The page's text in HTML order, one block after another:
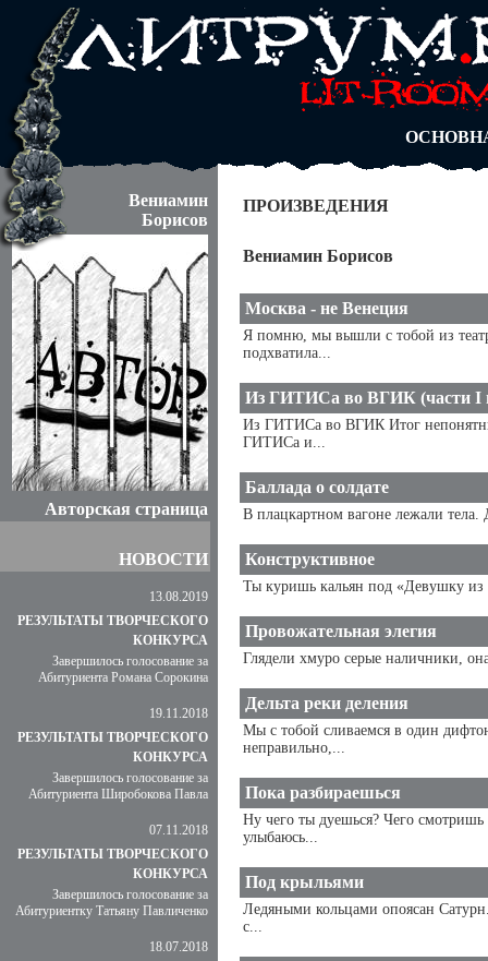
АВТОРЫ
БЛОГИ
АБИТУРА
Вениамин
Борисов
Авторская страница
НОВОСТИ
13.08.2019
РЕЗУЛЬТАТЫ ТВОРЧЕСКОГО
КОНКУРСА
Завершилось голосование за
Абитуриента Романа Сорокина
19.11.2018
РЕЗУЛЬТАТЫ ТВОРЧЕСКОГО
КОНКУРСА
Завершилось голосование за
Абитуриента Широбокова Павла
07.11.2018
РЕЗУЛЬТАТЫ ТВОРЧЕСКОГО
КОНКУРСА
Завершилось голосование за
Абитуриентку Татьяну Павличенко
18.07.2018
ПРОИЗВЕДЕНИЯ
Вениамин Борисов
Москва - не Венеция
Я помню, мы вышли с тобой из
подхватила...
Из ГИТИСа во ВГИК (части I
Из ГИТИСа во ВГИК Итог
ГИТИСа и...
Баллада о солдате
В плацкартном вагоне лежали
Конструктивное
Ты куришь кальян под «Девушку из
Провожательная элегия
Глядели хмуро серые наличники,
Дельта реки деления
Мы с тобой сливаемся в один
неправильно,...
Пока разбираешься
Ну чего ты дуешься? Чего смотришь
улыбаюсь...
Под крыльями
Ледяными кольцами опоясан
с...